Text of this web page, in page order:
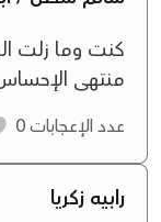
كنت وما زلت
منتهى
عدد الإعجابات
رابيه زكريا